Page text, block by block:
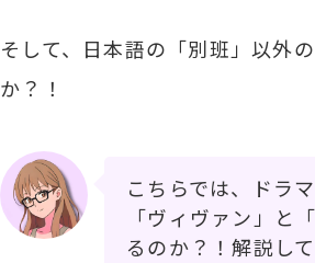
そして、日本語の「別班」以外
か？！
こちらでは、ドラ
「ヴィヴァン」と
るのか？！解説して